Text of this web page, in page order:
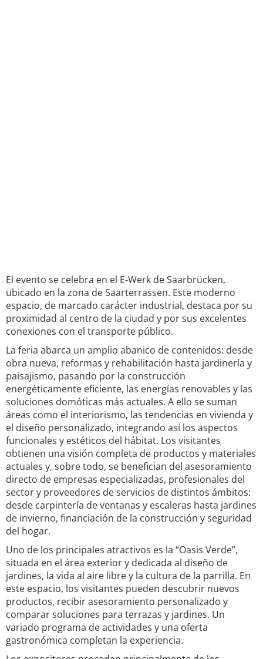
El evento se celebra en el E-Werk de Saarbrücken,
ubicado en la zona de Saarterrassen. Este moderno
espacio, de marcado carácter industrial, destaca por su
proximidad al centro de la ciudad y por sus excelentes
conexiones con el transporte público.
La feria abarca un amplio abanico de contenidos: desde
obra nueva, reformas y rehabilitación hasta jardinería y
paisajismo, pasando por la construcción
energéticamente eficiente, las energías renovables y las
soluciones domóticas más actuales. A ello se suman
áreas como el interiorismo, las tendencias en vivienda y
el diseño personalizado, integrando así los aspectos
funcionales y estéticos del hábitat. Los visitantes
obtienen una visión completa de productos y materiales
actuales y, sobre todo, se benefician del asesoramiento
directo de empresas especializadas, profesionales del
sector y proveedores de servicios de distintos ámbitos:
desde carpintería de ventanas y escaleras hasta jardines
de invierno, financiación de la construcción y seguridad
del hogar.
Uno de los principales atractivos es la “Oasis Verde”,
situada en el área exterior y dedicada al diseño de
jardines, la vida al aire libre y la cultura de la parrilla. En
este espacio, los visitantes pueden descubrir nuevos
productos, recibir asesoramiento personalizado y
comparar soluciones para terrazas y jardines. Un
variado programa de actividades y una oferta
gastronómica completan la experiencia.